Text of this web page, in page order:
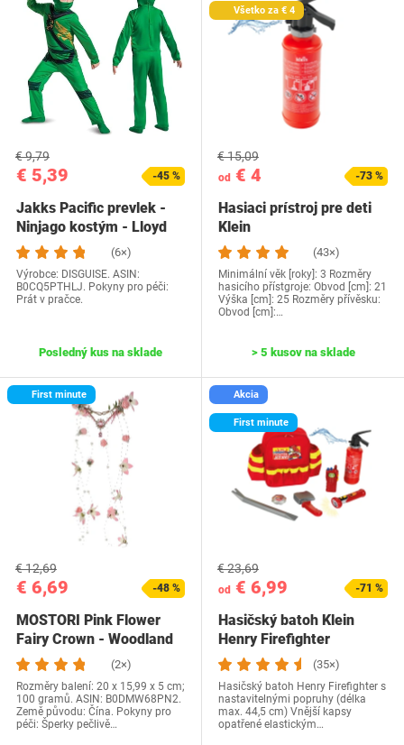
€ 5,39
€ 9,79
-45 %
Jakks Pacific prevlek -
Ninjago kostým - Lloyd
(104 cm),…
(6×)
Výrobce: DISGUISE. ASIN:
B0CQ5PTHLJ. Pokyny pro péči:
Prát v pračce.
Posledný kus na sklade
Všetko za € 4
od € 4
€ 15,09
-73 %
Hasiaci prístroj pre deti
Klein
(43×)
Minimální věk [roky]: 3 Rozměry
hasicího přístgroje: Obvod [cm]: 21
Výška [cm]: 25 Rozměry přívěsku:
Obvod [cm]:…
> 5 kusov na sklade
First minute
€ 6,69
€ 12,69
-48 %
MOSTORI Pink Flower
Fairy Crown - Woodland
Elf Crown,…
(2×)
Rozměry balení: 20 x 15,99 x 5 cm;
100 gramů. ASIN: B0DMW68PN2.
Země původu: Čína. Pokyny pro
péči: Šperky pečlivě…
Akcia
First minute
od € 6,99
€ 23,69
-71 %
Hasičský batoh Klein
Henry Firefighter
(35×)
Hasičský batoh Henry Firefighter s
nastavitelnými popruhy (délka
max. 44,5 cm) Vnější kapsy
opatřené elastickým…